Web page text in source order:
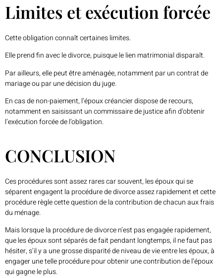
Limites et exécution forcée
Cette obligation connaît certaines limites.
Elle prend fin avec le divorce, puisque le lien matrimonial disparaît.
Par ailleurs, elle peut être aménagée, notamment par un contrat de
mariage ou par une décision du juge.
En cas de non-paiement, l’époux créancier dispose de recours,
notamment en saisissant un commissaire de justice afin d’obtenir
l’exécution forcée de l’obligation.
CONCLUSION
Ces procédures sont assez rares car souvent, les époux qui se
séparent engagent la procédure de divorce assez rapidement et cette
procédure règle cette question de la contribution de chacun aux frais
du ménage.
Mais lorsque la procédure de divorce n’est pas engagée rapidement,
que les époux sont séparés de fait pendant longtemps, il ne faut pas
hésiter, s’il y a une grosse disparité de niveau de vie entre les époux, à
engager une telle procédure pour obtenir une contribution de l’époux
qui gagne le plus.